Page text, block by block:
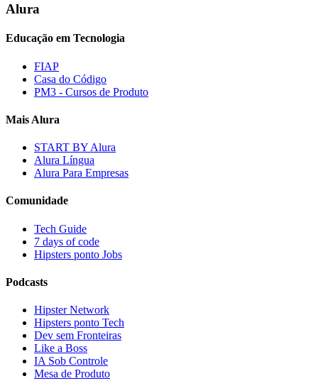
Alura
Educação em Tecnologia
FIAP
Casa do Código
PM3 - Cursos de Produto
Mais Alura
START BY Alura
Alura Língua
Alura Para Empresas
Comunidade
Tech Guide
7 days of code
Hipsters ponto Jobs
Podcasts
Hipster Network
Hipsters ponto Tech
Dev sem Fronteiras
Like a Boss
IA Sob Controle
Mesa de Produto